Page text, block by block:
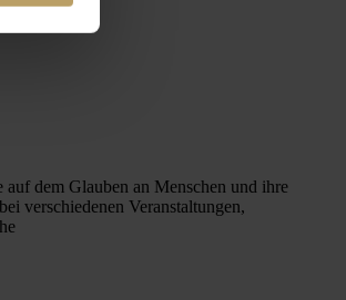
dem Glauben an Menschen und ihre
verschiedenen Veranstaltungen,